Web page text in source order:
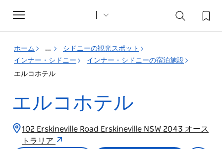
Toggle
navigation
ホーム ...
シドニーの観光スポット
インナー・シドニー
インナー・シドニーの宿泊施設
エルコホテル
エルコホテル
102 Erskineville Road Erskineville NSW 2043 オース
トラリア